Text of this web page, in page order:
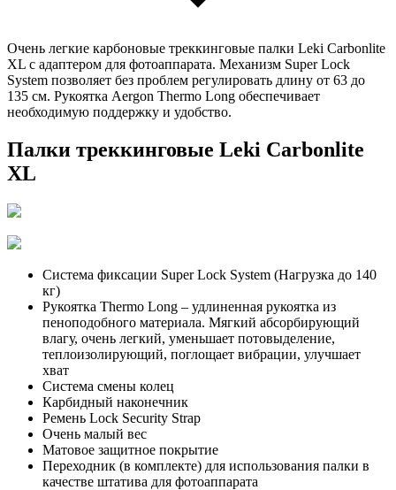
Очень легкие карбоновые треккинговые палки Leki Carbonlite
XL с адаптером для фотоаппарата. Механизм Super Lock
System позволяет без проблем регулировать длину от 63 до
135 см. Рукоятка Aergon Thermo Long обеспечивает
необходимую поддержку и удобство.
Палки треккинговые Leki Carbonlite
XL
Система фиксации Super Lock System (Нагрузка до 140
кг)
Рукоятка Thermo Long – удлиненная рукоятка из
пеноподобного материала. Мягкий абсорбирующий
влагу, очень легкий, уменьшает потовыделение,
теплоизолирующий, поглощает вибрации, улучшает
хват
Система смены колец
Карбидный наконечник
Ремень Lock Security Strap
Очень малый вес
Матовое защитное покрытие
Переходник (в комплекте) для использования палки в
качестве штатива для фотоаппарата